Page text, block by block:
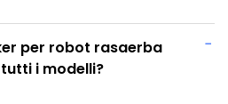
per robot rasaerba
i modelli?
−